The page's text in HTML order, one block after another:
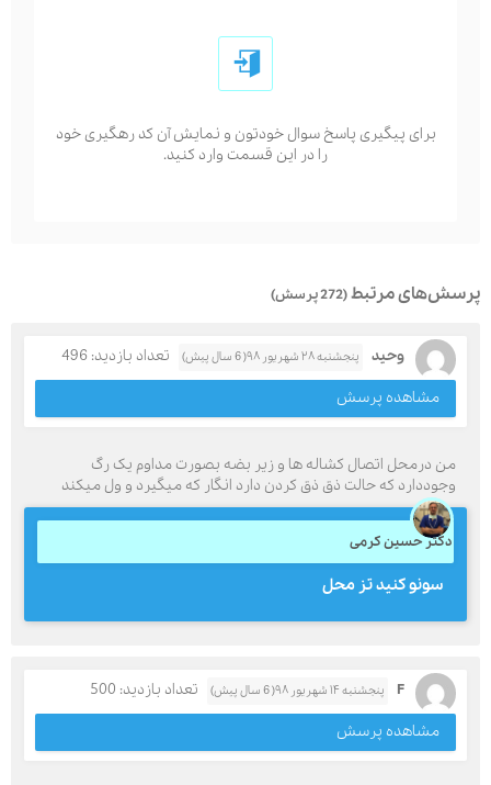
برای پیگیری پاسخ سوال خودتون و نمایش آن کد رهگیری خود
را در این قسمت وارد کنید.
پرسش‌های مرتبط(272 پرسش)
وحید پنجشنبه ۲۸ شهریور ۹۸( 6 سال پیش)
تعداد بازدید: 496
مشاهده پرسش
من درمحل اتصال کشاله ها و زیر بضه بصورت مداوم یک رگ
وجوددارد که حالت ذق ذق کردن دارد انگار که میگیرد و ول میکند
دکتر حسین کرمی
سونو کنید تز محل
F پنجشنبه ۱۴ شهریور ۹۸( 6 سال پیش)
تعداد بازدید: 500
مشاهده پرسش